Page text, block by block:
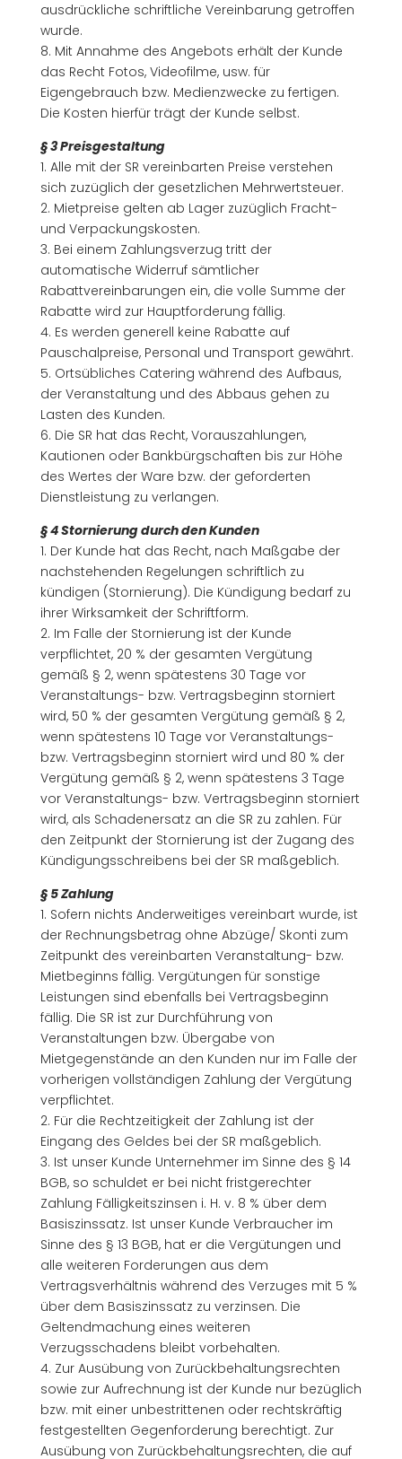
ausdrückliche schriftliche Vereinbarung getroffen
wurde.
8. Mit Annahme des Angebots erhält der Kunde
das Recht Fotos, Videofilme, usw. für
Eigengebrauch bzw. Medienzwecke zu fertigen.
Die Kosten hierfür trägt der Kunde selbst.
§ 3 Preisgestaltung
1. Alle mit der SR vereinbarten Preise verstehen
sich zuzüglich der gesetzlichen Mehrwertsteuer.
2. Mietpreise gelten ab Lager zuzüglich Fracht-
und Verpackungskosten.
3. Bei einem Zahlungsverzug tritt der
automatische Widerruf sämtlicher
Rabattvereinbarungen ein, die volle Summe der
Rabatte wird zur Hauptforderung fällig.
4. Es werden generell keine Rabatte auf
Pauschalpreise, Personal und Transport gewährt.
5. Ortsübliches Catering während des Aufbaus,
der Veranstaltung und des Abbaus gehen zu
Lasten des Kunden.
6. Die SR hat das Recht, Vorauszahlungen,
Kautionen oder Bankbürgschaften bis zur Höhe
des Wertes der Ware bzw. der geforderten
Dienstleistung zu verlangen.
§ 4 Stornierung durch den Kunden
1. Der Kunde hat das Recht, nach Maßgabe der
nachstehenden Regelungen schriftlich zu
kündigen (Stornierung). Die Kündigung bedarf zu
ihrer Wirksamkeit der Schriftform.
2. Im Falle der Stornierung ist der Kunde
verpflichtet, 20 % der gesamten Vergütung
gemäß § 2, wenn spätestens 30 Tage vor
Veranstaltungs- bzw. Vertragsbeginn storniert
wird, 50 % der gesamten Vergütung gemäß § 2,
wenn spätestens 10 Tage vor Veranstaltungs-
bzw. Vertragsbeginn storniert wird und 80 % der
Vergütung gemäß § 2, wenn spätestens 3 Tage
vor Veranstaltungs- bzw. Vertragsbeginn storniert
wird, als Schadenersatz an die SR zu zahlen. Für
den Zeitpunkt der Stornierung ist der Zugang des
Kündigungsschreibens bei der SR maßgeblich.
§ 5 Zahlung
1. Sofern nichts Anderweitiges vereinbart wurde, ist
der Rechnungsbetrag ohne Abzüge/ Skonti zum
Zeitpunkt des vereinbarten Veranstaltung- bzw.
Mietbeginns fällig. Vergütungen für sonstige
Leistungen sind ebenfalls bei Vertragsbeginn
fällig. Die SR ist zur Durchführung von
Veranstaltungen bzw. Übergabe von
Mietgegenstände an den Kunden nur im Falle der
vorherigen vollständigen Zahlung der Vergütung
verpflichtet.
2. Für die Rechtzeitigkeit der Zahlung ist der
Eingang des Geldes bei der SR maßgeblich.
3. Ist unser Kunde Unternehmer im Sinne des § 14
BGB, so schuldet er bei nicht fristgerechter
Zahlung Fälligkeitszinsen i. H. v. 8 % über dem
Basiszinssatz. Ist unser Kunde Verbraucher im
Sinne des § 13 BGB, hat er die Vergütungen und
alle weiteren Forderungen aus dem
Vertragsverhältnis während des Verzuges mit 5 %
über dem Basiszinssatz zu verzinsen. Die
Geltendmachung eines weiteren
Verzugsschadens bleibt vorbehalten.
4. Zur Ausübung von Zurückbehaltungsrechten
sowie zur Aufrechnung ist der Kunde nur bezüglich
bzw. mit einer unbestrittenen oder rechtskräftig
festgestellten Gegenforderung berechtigt. Zur
Ausübung von Zurückbehaltungsrechten, die auf